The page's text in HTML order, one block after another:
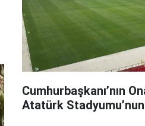
Cumhurbaşkanı’nın
Atatürk